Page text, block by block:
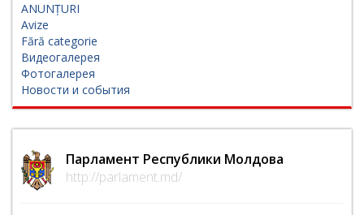
ANUNȚURI
Avize
Fără categorie
Видеогалерея
Фотогалерея
Новости и события
Парламент Республики Молдова
http://parlament.md/